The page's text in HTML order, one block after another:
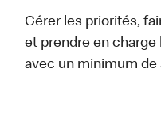
Gérer les priorités,
et prendre en
avec un minimum de